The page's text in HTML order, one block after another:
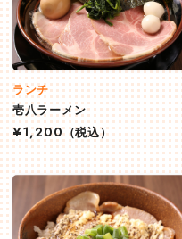
ランチ
壱八ラーメン
¥1,200（税込）